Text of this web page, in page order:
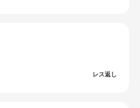
レス返し